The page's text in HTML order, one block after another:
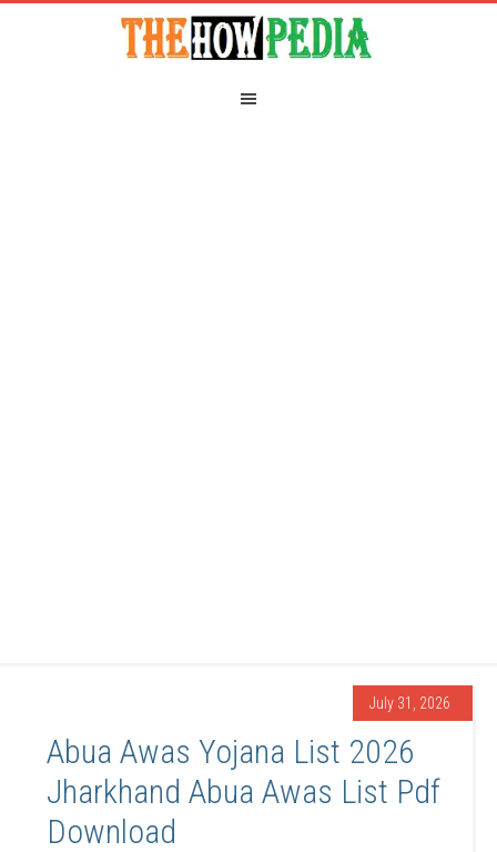
July 31, 2026
Abua Awas Yojana List 2026
Jharkhand Abua Awas List Pdf
Download